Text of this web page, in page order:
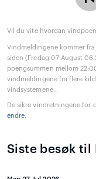
Vil du vite hvordan
Vindmeldingene kommer
siden (Fredag 07 August
poengsummen mellom
vindmeldingene fra flere
vindsystemene..
De sikre vindretningene for
endre.
Siste besøk til